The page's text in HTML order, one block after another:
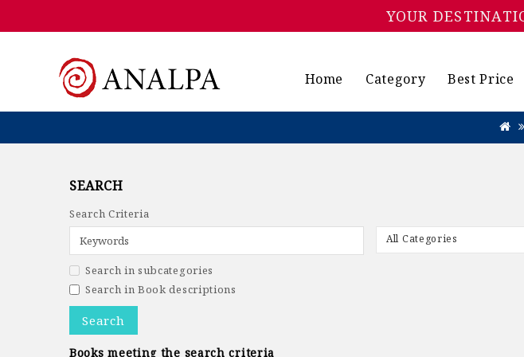
YOUR
Home Category Best Price
SEARCH
Search Criteria
All Categories
Search in subcategories
Search in Book descriptions
Books meeting the search criteria